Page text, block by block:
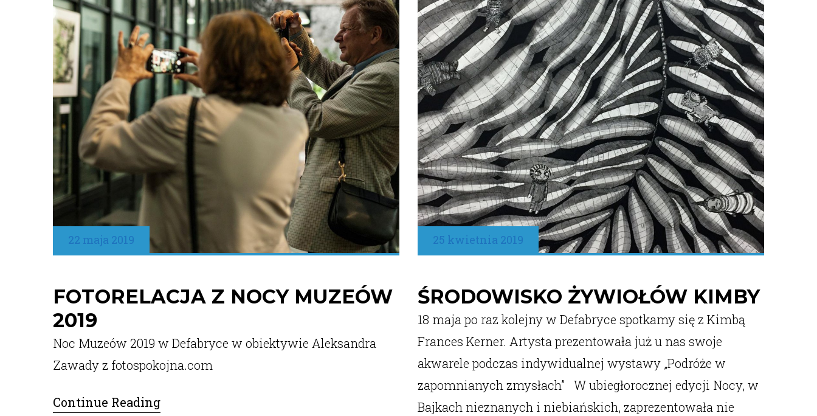
22 maja 2019
FOTORELACJA Z NOCY MUZEÓW
2019
Noc Muzeów 2019 w Defabryce w obiektywie Aleksandra
Zawady z fotospokojna.com
Continue Reading
25 kwietnia 2019
ŚRODOWISKO ŻYWIOŁÓW KIMBY
18 maja po raz kolejny w Defabryce spotkamy się z Kimbą
Frances Kerner. Artysta prezentowała już u nas swoje
akwarele podczas indywidualnej wystawy „Podróże w
zapomnianych zmysłach” W ubiegłorocznej edycji Nocy, w
Bajkach nieznanych i niebiańskich, zaprezentowała nie